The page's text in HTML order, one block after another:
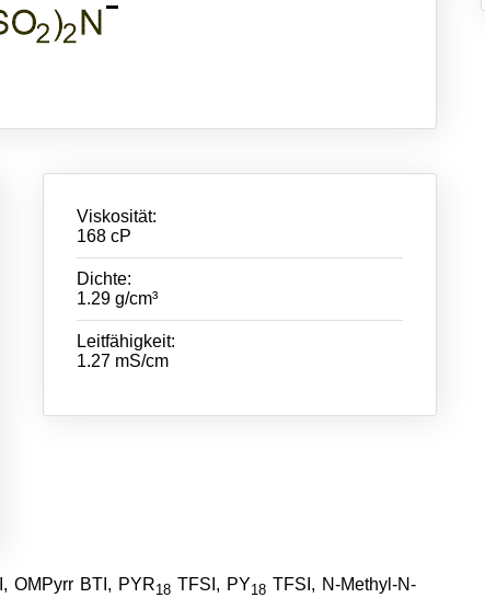
Viskosität:
168 cP
Dichte:
1.29 g/cm³
Leitfähigkeit:
1.27 mS/cm
OMPyrr BTI, PYR18 TFSI, PY18 TFSI, N-Methyl-N-